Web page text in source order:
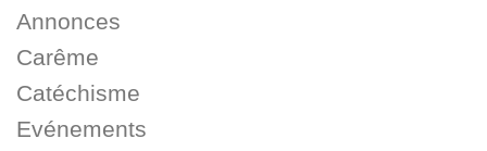
Annonces
Carême
Catéchisme
Evénements